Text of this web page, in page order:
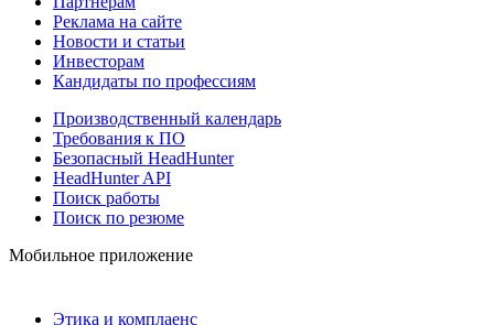
Реклама на сайте
Новости и статьи
Инвесторам
Кандидаты по профессиям
Производственный календарь
Требования к ПО
Безопасный HeadHunter
HeadHunter API
Поиск работы
Поиск по резюме
Мобильное приложение
Этика и комплаенс